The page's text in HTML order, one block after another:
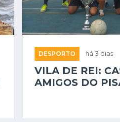
DESPORTO há 3 dias
VILA DE REI:
AMIGOS DO